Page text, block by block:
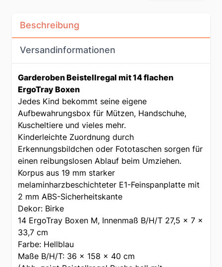
Beschreibung
Versandinformationen
Garderoben Beistellregal mit 14 flachen
ErgoTray Boxen
Jedes Kind bekommt seine eigene
Aufbewahrungsbox für Mützen, Handschuhe,
Kuscheltiere und vieles mehr.
Kinderleichte Zuordnung durch
Erkennungsbildchen oder Fototaschen sorgen für
einen reibungslosen Ablauf beim Umziehen.
Korpus aus 19 mm starker
melaminharzbeschichteter E1-Feinspanplatte mit
2 mm ABS-Sicherheitskante
Dekor: Birke
14 ErgoTray Boxen M, Innenmaß B/H/T 27,5 x 7 x
33,7 cm
Farbe: Hellblau
Maße B/H/T: 36 x 158 x 40 cm